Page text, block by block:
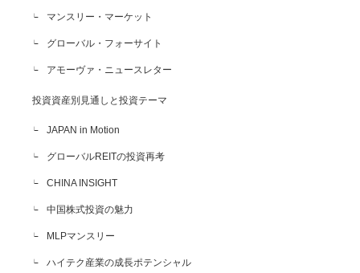
マンスリー・マーケット
グローバル・フォーサイト
アモーヴァ・ニュースレター
投資資産別見通しと投資テーマ
JAPAN in Motion
グローバルREITの投資再考
CHINA INSIGHT
中国株式投資の魅力
MLPマンスリー
ハイテク産業の成長ポテンシャル